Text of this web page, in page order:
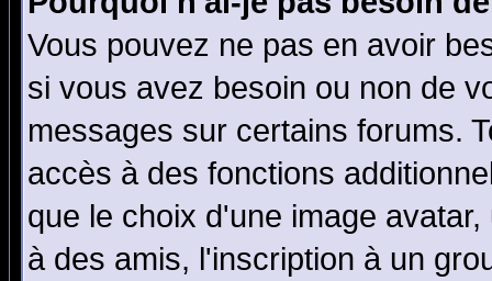
Vous pouvez ne pas en avoir
si vous avez besoin ou non de
messages sur certains forums.
accès à des fonctions
que le choix d'une image
à des amis, l'inscription à un